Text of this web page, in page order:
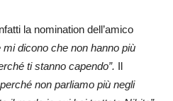
la nomination dell’amico
mi dicono che non hanno più
ti stanno capendo”.
non parliamo più negli